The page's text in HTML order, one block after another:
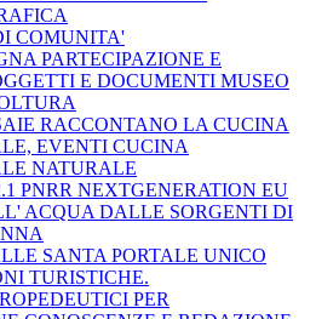
COMUNITA'
PARTECIPAZIONE E
E DOCUMENTI MUSEO
RACCONTANO LA CUCINA
EVENTI CUCINA
NATURALE
PNRR NEXTGENERATION EU
ACQUA DALLE SORGENTI DI
SANTA PORTALE UNICO
TURISTICHE.
PER